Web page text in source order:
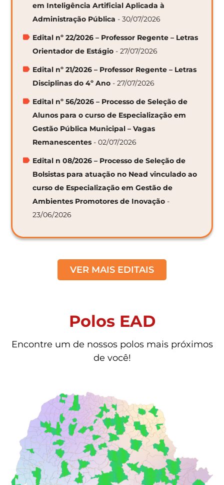
em Inteligência Artificial Aplicada à
Administração Pública - 30/07/2026
Edital nº 22/2026 – Professor Regente – Letras
Orientador de Estágio - 27/07/2026
Edital nº 21/2026 – Professor Regente – Letras
Disciplinas do 4º Ano - 27/07/2026
Edital nº 56/2026 – Processo de Seleção de
Alunos para o curso de Especialização em
Gestão Pública Municipal – Vagas
Remanescentes - 02/07/2026
Edital n 08/2026 – Processo de Seleção de
Bolsistas para atuação no Nead vinculado ao
curso de Especialização em Gestão de
Ambientes Promotores de Inovação -
23/06/2026
VER MAIS EDITAIS
Polos EAD
Encontre um de nossos polos mais próximos
de você!